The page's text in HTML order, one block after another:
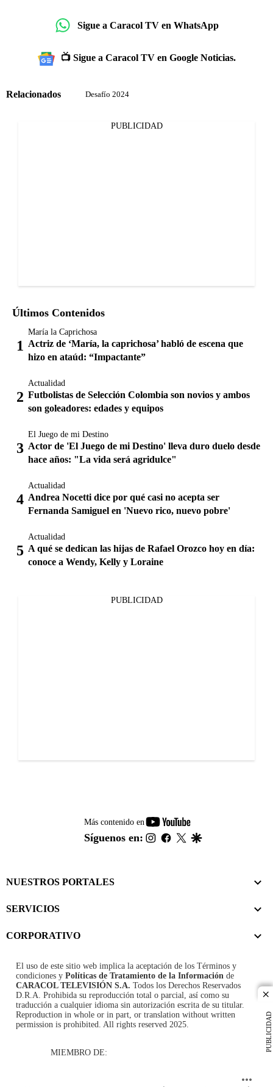
PUBLICIDAD
Sigue a Caracol TV en WhatsApp
📺 Sigue a Caracol TV en Google Noticias.
Relacionados Desafío 2024
PUBLICIDAD
Últimos Contenidos
María la Caprichosa
Actriz de ‘María, la caprichosa’ habló de escena que
hizo en ataúd: “Impactante”
Actualidad
Futbolistas de Selección Colombia son novios y ambos
son goleadores: edades y equipos
El Juego de mi Destino
Actor de 'El Juego de mi Destino' lleva duro duelo desde
hace años: "La vida será agridulce"
Actualidad
Andrea Nocetti dice por qué casi no acepta ser
Fernanda Samiguel en 'Nuevo rico, nuevo pobre'
Actualidad
A qué se dedican las hijas de Rafael Orozco hoy en día:
conoce a Wendy, Kelly y Loraine
PUBLICIDAD
Más contenido en
youtube-
footer
Síguenos en: instagram
facebook
twitter
NUESTROS PORTALES
SERVICIOS
CORPORATIVO
El uso de este sitio web implica la aceptación de los Términos y
condiciones y Políticas de Tratamiento de la Información de
CARACOL TELEVISIÓN S.A. Todos los Derechos Reservados
D.R.A. Prohibida su reproducción total o parcial, así como su
traducción a cualquier idioma sin autorización escrita de su titular.
Reproduction in whole or in part, or translation without written
permission is prohibited. All rights reserved 2025.
MIEMBRO DE: